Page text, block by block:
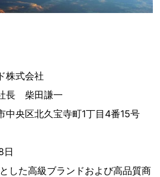
式会社
長 柴田謙一
央区北久宝寺町1丁目4番15号
した高級ブランドおよび高品質商